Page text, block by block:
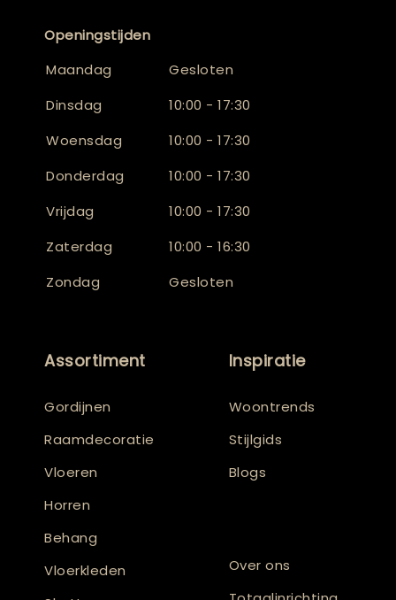
Openingstijden
Maandag
Gesloten
Dinsdag
10:00 - 17:30
Woensdag
10:00 - 17:30
Donderdag
10:00 - 17:30
Vrijdag
10:00 - 17:30
Zaterdag
10:00 - 16:30
Zondag
Gesloten
Assortiment
Gordijnen
Raamdecoratie
Vloeren
Horren
Behang
Vloerkleden
Inspiratie
Woontrends
Stijlgids
Blogs
Over ons